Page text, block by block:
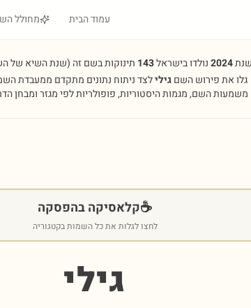
עמוד הבית מחולל
2024נולדו בישראל143 תינוקות בשם זה (שנת השיא של
גלו את פירוש השםגילילצד ניתוח נתונים מתקדם ממעבדת
משמעות השם, מגמות היסטוריות, פופולריות לפי מגזר ומבחן
☕קלאסיקה בהפסקה
לחצו לגלות את כל השמות בקטגוריה
גילי